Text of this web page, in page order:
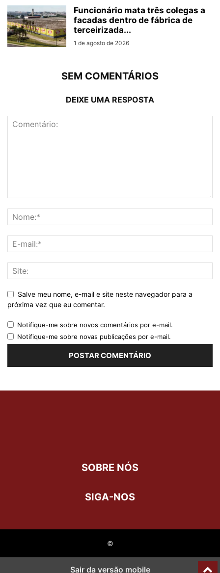
Funcionário mata três colegas a
facadas dentro de fábrica de
terceirizada...
1 de agosto de 2026
SEM COMENTÁRIOS
DEIXE UMA RESPOSTA
Salve meu nome, e-mail e site neste navegador para a
próxima vez que eu comentar.
Notifique-me sobre novos comentários por e-mail.
Notifique-me sobre novas publicações por e-mail.
SOBRE NÓS
SIGA-NOS
©
Sair da versão mobile